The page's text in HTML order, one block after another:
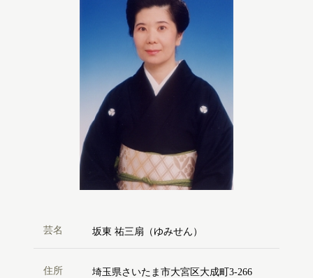
芸名 坂東 祐三扇（ゆみせん）
住所 埼玉県さいたま市大宮区大成町3-266